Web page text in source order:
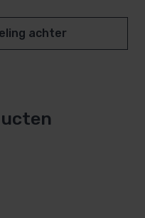
achter